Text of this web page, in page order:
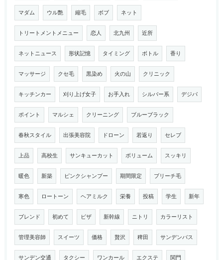
マダム ウル艶 縮毛 ボブ ネット
トリートメントメニュー 恋人 北九州 近所
ネットニュース 形状記憶 タイミング ボトル 香り
マッサージ クセ毛 黒染め 火の山 クリニック
キッチンカー 刈り上げ女子 お手入れ シルバー系 デジパ
ポイント マルシェ クリーニング ブルーブラック
春秋スタイル 出張美容院 ドローン 若返り セレブ
上品 高校生 サンキューカット ボリューム スッキリ
暖色 新築 ピンクシャンプー 期間限定 ブリーチ毛
寒色 ロートーン ヘアミルク 栄養 投稿 学生 新年
ブレンド 初めて ピザ 新幹線 ニトリ カラーリスト
管理美容師 スイーツ 価格 贅沢 稗田 サンデンバス
サンデン交通 タクシー ワンカール エクステ 関門